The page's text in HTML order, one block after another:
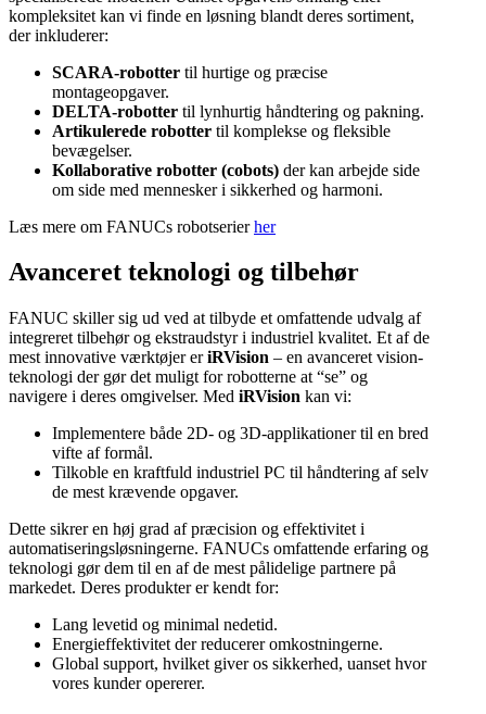
kompleksitet kan vi finde en løsning blandt deres sortiment,
der inkluderer:
SCARA-robotter til hurtige og præcise
montageopgaver.
DELTA-robotter til lynhurtig håndtering og pakning.
Artikulerede robotter til komplekse og fleksible
bevægelser.
Kollaborative robotter (cobots) der kan arbejde side
om side med mennesker i sikkerhed og harmoni.
Læs mere om FANUCs robotserierher
Avanceret teknologi og tilbehør
FANUC skiller sig ud ved at tilbyde et omfattende udvalg af
integreret tilbehør og ekstraudstyr i industriel kvalitet. Et af de
mest innovative værktøjer eriRVision – en avanceret vision-
teknologi der gør det muligt for robotterne at “se” og
navigere i deres omgivelser. Med iRVision kan vi:
Implementere både 2D- og 3D-applikationer til en bred
vifte af formål.
Tilkoble en kraftfuld industriel PC til håndtering af selv
de mest krævende opgaver.
Dette sikrer en høj grad af præcision og effektivitet i
automatiseringsløsningerne. FANUCs omfattende erfaring og
teknologi gør dem til en af de mest pålidelige partnere på
markedet. Deres produkter er kendt for:
Lang levetid og minimal nedetid.
Energieffektivitet der reducerer omkostningerne.
Global support, hvilket giver os sikkerhed, uanset hvor
vores kunder opererer.